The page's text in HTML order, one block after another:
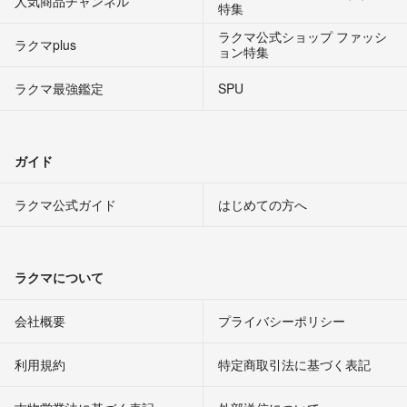
特集
ラクマplus
ラクマ公式ショップ ファッシ
ョン特集
ラクマ最強鑑定
SPU
ガイド
ラクマ公式ガイド はじめての方へ
ラクマについて
会社概要 プライバシーポリシー
利用規約 特定商取引法に基づく表記